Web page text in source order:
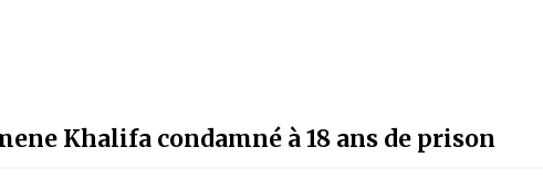
Khalifa condamné à 18 ans de prison